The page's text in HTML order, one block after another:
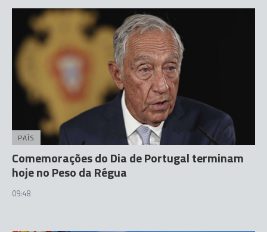
PAÍS
Comemorações do Dia de Portugal terminam
hoje no Peso da Régua
09:48